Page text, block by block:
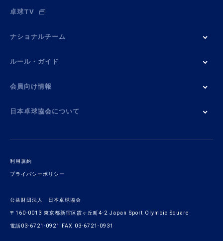
卓球TV
ナショナルチーム
ルール・ガイド
会員向け情報
日本卓球協会について
利用規約
プライバシーポリシー
公益財団法人 日本卓球協会
〒160-0013 東京都新宿区霞ヶ丘町4-2 Japan Sport Olympic Square
電話03-6721-0921 FAX 03-6721-0931